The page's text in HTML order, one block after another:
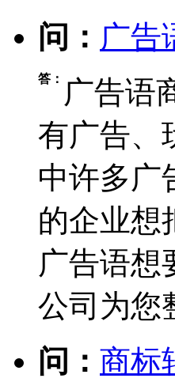
问： 广告
答： 广告语
有广告、
中许多广
的企业想
广告语想
公司为
问： 商标